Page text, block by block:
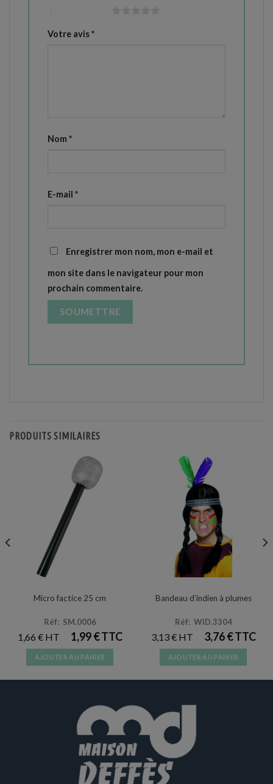
Votre avis*
Nom *
E-mail *
Enregistrer mon nom, mon e-mail et
mon site dans le navigateur pour mon
prochain commentaire.
PRODUITS SIMILAIRES
Micro factice 25 cm
Réf: SM.0006
1,66 € 1,99€
AJOUTER AU PANIER
Bandeau d’indien à plumes
Réf: WID.3304
3,13€ 3,76€
AJOUTER AU PANIER